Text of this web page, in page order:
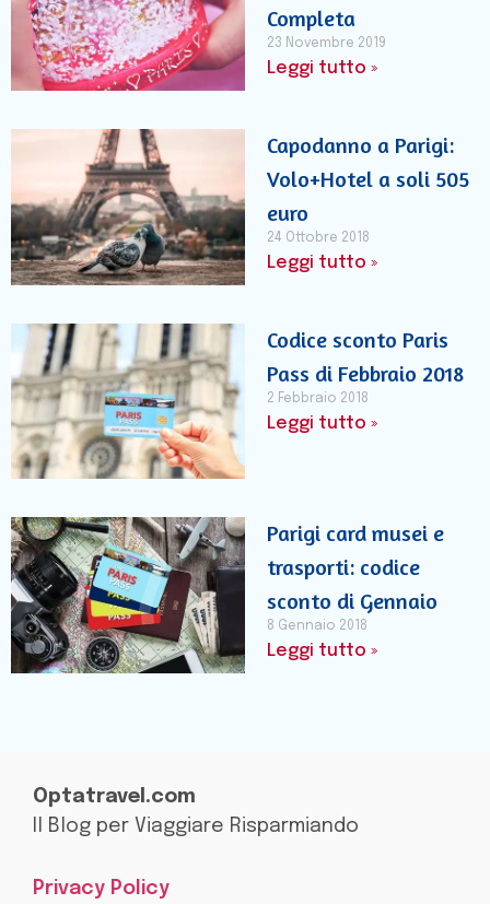
Completa
23 Novembre 2019
Leggi tutto »
Capodanno a Parigi:
Volo+Hotel a soli 505
euro
24 Ottobre 2018
Leggi tutto »
Codice sconto Paris
Pass di Febbraio 2018
2 Febbraio 2018
Leggi tutto »
Parigi card musei e
trasporti: codice
sconto di Gennaio
8 Gennaio 2018
Leggi tutto »
Optatravel.com
Il Blog per Viaggiare Risparmiando
Privacy Policy